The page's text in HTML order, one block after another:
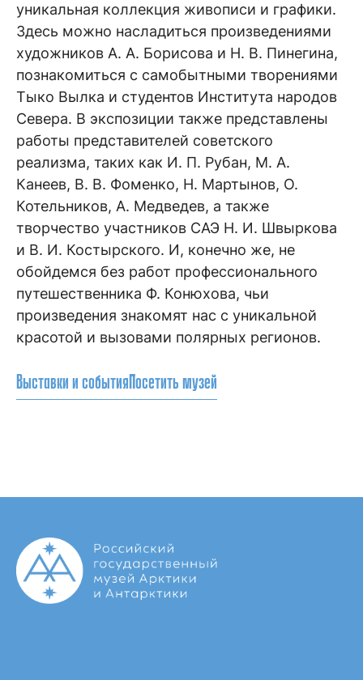
уникальная коллекция живописи и графики.
Здесь можно насладиться произведениями
художников А. А. Борисова и Н. В. Пинегина,
познакомиться с самобытными творениями
Тыко Вылка и студентов Института народов
Севера. В экспозиции также представлены
работы представителей советского
реализма, таких как И. П. Рубан, М. А.
Канеев, В. В. Фоменко, Н. Мартынов, О.
Котельников, А. Медведев, а также
творчество участников САЭ Н. И. Швыркова
и В. И. Костырского. И, конечно же, не
обойдемся без работ профессионального
путешественника Ф. Конюхова, чьи
произведения знакомят нас с уникальной
красотой и вызовами полярных регионов.
Выставки и событияПосетить музей